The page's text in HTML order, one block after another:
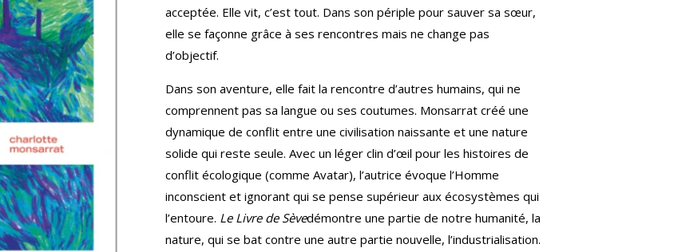
acceptée. Elle vit, c’est tout. Dans son périple pour sauver sa sœur,
elle se façonne grâce à ses rencontres mais ne change pas
d’objectif.
Dans son aventure, elle fait la rencontre d’autres humains, qui ne
comprennent pas sa langue ou ses coutumes. Monsarrat créé une
dynamique de conflit entre une civilisation naissante et une nature
solide qui reste seule. Avec un léger clin d’œil pour les histoires de
conflit écologique (comme Avatar), l’autrice évoque l’Homme
inconscient et ignorant qui se pense supérieur aux écosystèmes qui
l’entoure. Le Livre de Sèvedémontre une partie de notre humanité, la
nature, qui se bat contre une autre partie nouvelle, l’industrialisation.